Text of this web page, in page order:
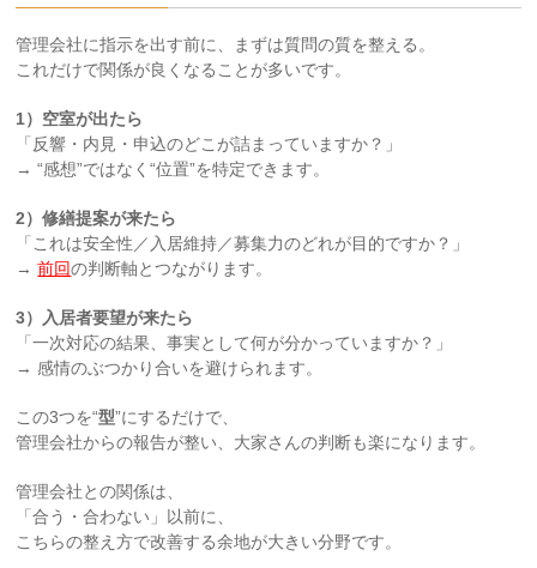
管理会社に指示を出す前に、まずは質問の質を整える。
これだけで関係が良くなることが多いです。
1）空室が出たら
「反響・内見・申込のどこが詰まっていますか？」
→ “感想”ではなく“位置”を特定できます。
2）修繕提案が来たら
「これは安全性／入居維持／募集力のどれが目的ですか？」
→前回の判断軸とつながります。
3）入居者要望が来たら
「一次対応の結果、事実として何が分かっていますか？」
→ 感情のぶつかり合いを避けられます。
この3つを“型”にするだけで、
管理会社からの報告が整い、大家さんの判断も楽になります。
管理会社との関係は、
「合う・合わない」以前に、
こちらの整え方で改善する余地が大きい分野です。